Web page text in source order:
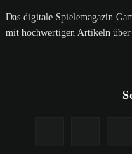
Das digitale Spielemagazin
mit hochwertigen Artikeln